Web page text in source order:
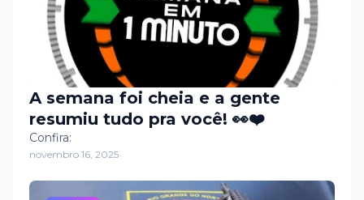
A semana foi cheia e a gente
resumiu tudo pra você! 👀❤️
Confira:
novembro 16, 2025